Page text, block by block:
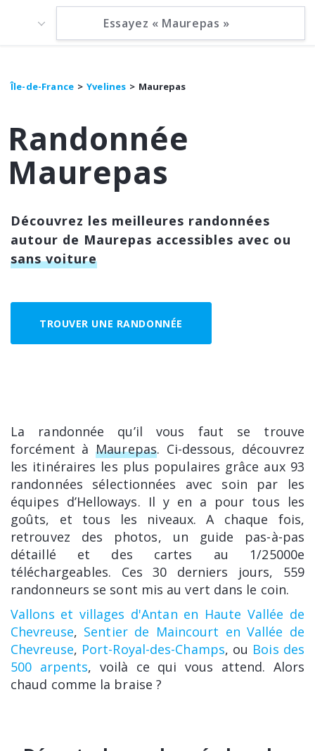
Île-de-France Yvelines Maurepas
Randonnée
Maurepas
Découvrez les meilleures randonnées
autour de Maurepas accessibles avec ou
sans voiture
TROUVER UNE RANDONNÉE
La randonnée qu’il vous faut se trouve
forcément àMaurepas. Ci-dessous, découvrez
les itinéraires les plus populaires grâce aux 93
randonnées sélectionnées avec soin par les
équipes d’Helloways. Il y en a pour tous les
goûts, et tous les niveaux. A chaque fois,
retrouvez des photos, un guide pas-à-pas
détaillé et des cartes au 1/25000e
téléchargeables. Ces 30 derniers jours, 559
randonneurs se sont mis au vert dans le coin.
Vallons et villages d'Antan en Haute Vallée de
Chevreuse, Sentier de Maincourt en Vallée de
Chevreuse, Port-Royal-des-Champs, ou Bois des
500 arpents, voilà ce qui vous attend. Alors
chaud comme la braise ?